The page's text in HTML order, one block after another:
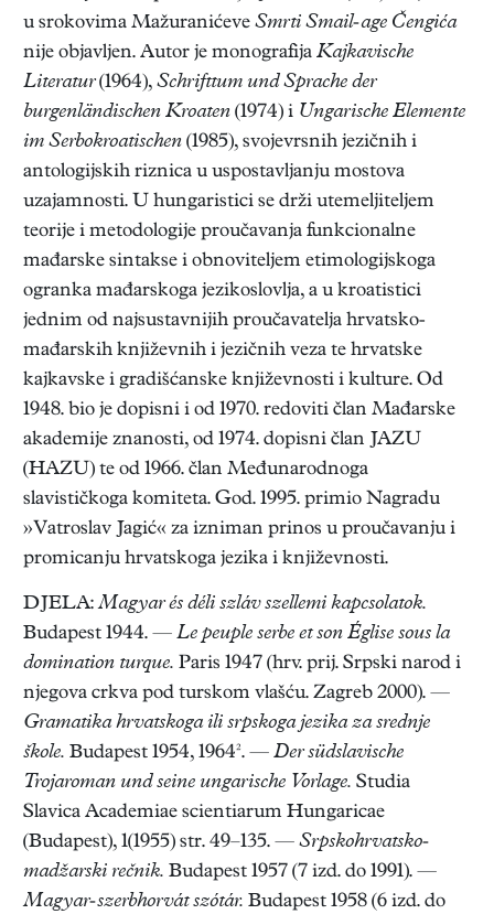
u srokovima Mažuranićeve Smrti Smail-age Čengića
nije objavljen. Autor je monografija Kajkavische
Literatur(1964), Schrifttum und Sprache der
burgenländischen Kroaten (1974) i Ungarische Elemente
im Serbokroatischen (1985), svojevrsnih jezičnih i
antologijskih riznica u uspostavljanju mostova
uzajamnosti. U hungaristici se drži utemeljiteljem
teorije i metodologije proučavanja funkcionalne
mađarske sintakse i obnoviteljem etimologijskoga
ogranka mađarskoga jezikoslovlja, a u kroatistici
jednim od najsustavnijih proučavatelja hrvatsko-
mađarskih književnih i jezičnih veza te hrvatske
kajkavske i gradišćanske književnosti i kulture. Od
1948. bio je dopisni i od 1970. redoviti član Mađarske
akademije znanosti, od 1974. dopisni član JAZU
(HAZU) te od 1966. član Međunarodnoga
slavističkoga komiteta. God. 1995. primio Nagradu
»Vatroslav Jagić« za izniman prinos u proučavanju i
promicanju hrvatskoga jezika i književnosti.
DJELA:Magyar és déli szláv szellemi kapcsolatok.
Budapest 1944. — Le peuple serbe et son Église sous la
domination turque. Paris 1947 (hrv. prij. Srpski narod i
njegova crkva pod turskom vlašću. Zagreb 2000). —
Gramatika hrvatskoga ili srpskoga jezika za srednje
škole. Budapest 1954, 1964². — Der südslavische
Trojaroman und seine ungarische Vorlage. Studia
Slavica Academiae scientiarum Hungaricae
(Budapest), 1(1955) str. 49–135. — Srpskohrvatsko-
madžarski rečnik. Budapest 1957 (7 izd. do 1991). —
Magyar-szerbhorvát szótár. Budapest 1958 (6 izd. do